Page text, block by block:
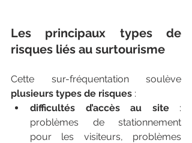
Les principaux types de
risques liés au surtourisme
plusieurs types de risques :
difficultés d’accès au site :
problèmes de stationnement
pour les visiteurs, problèmes